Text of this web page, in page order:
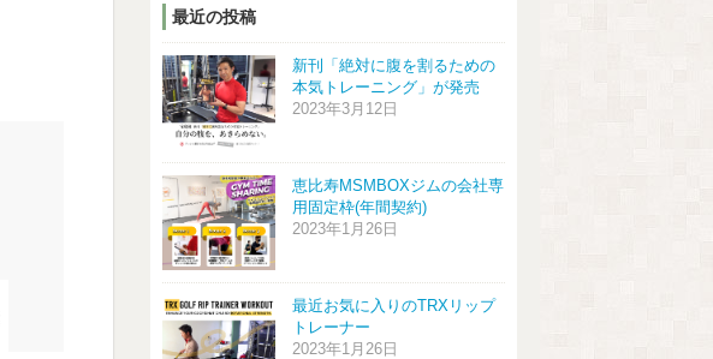
最近の投稿
新刊「絶対に腹を割るための
本気トレーニング」が発売
2023年3月12日
恵比寿MSMBOXジムの会社専
用固定枠(年間契約)
2023年1月26日
最近お気に入りのTRXリップ
トレーナー
2023年1月26日